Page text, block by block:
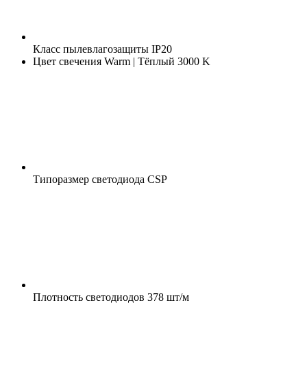
Класс пылевлагозащиты IP20
Цвет свечения Warm | Тёплый 3000 K
Типоразмер светодиода CSP
Плотность светодиодов 378 шт/м